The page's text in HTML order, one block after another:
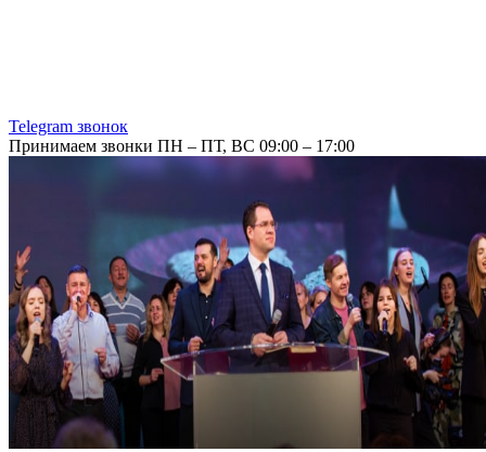
Telegram звонок
Принимаем звонки ПН – ПТ, ВС 09:00 – 17:00